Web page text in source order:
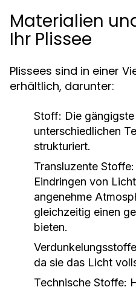
Materialien
Ihr Plissee
Plissees sind in einer
erhältlich, darunter:
Stoff: Die
unterschiedlichen
strukturiert.
Transluzente Stoffe:
Eindringen von
angenehme
gleichzeitig einen
bieten.
da sie das Licht
Technische Stoffe: